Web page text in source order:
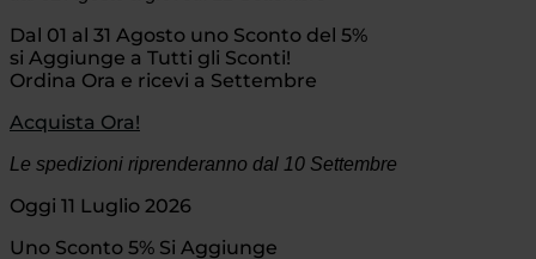
Dal 01 al 31 Agosto uno Sconto del 5%
si Aggiunge a Tutti gli Sconti!
Ordina Ora e ricevi a Settembre
Acquista Ora!
Le spedizioni riprenderanno dal 10 Settembre
Oggi 11 Luglio 2026
Uno Sconto 5% Si Aggiunge